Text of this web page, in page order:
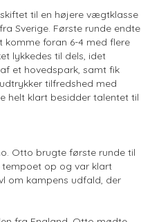
til en højere vægtklasse
Sverige. Første runde endte
foran 6-4 med flere
lykkedes til dels, idet
et hovedspark, samt fik
tilfredshed med
helt klart besidder talentet til
Otto brugte første runde til
tempoet op og var klart
om kampens udfald, der